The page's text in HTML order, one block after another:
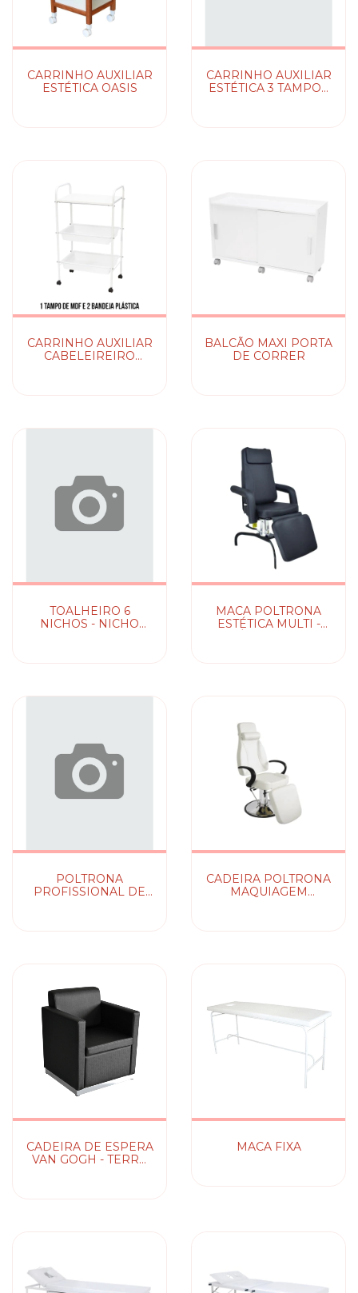
CARRINHO AUXILIAR
ESTÉTICA OASIS
CARRINHO AUXILIAR
ESTÉTICA 3 TAMPOS
CARRINHO AUXILIAR
CABELEIREIRO
BALCÃO MAXI PORTA
DE CORRER
TOALHEIRO 6
NICHOS - NICHO
MACA POLTRONA
ESTÉTICA MULTI -
POLTRONA
PROFISSIONAL DE
CADEIRA POLTRONA
MAQUIAGEM
CADEIRA DE ESPERA
VAN GOGH - TERRA
MACA FIXA